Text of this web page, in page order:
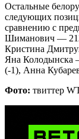
Остальные
следующих
сравнению с
Шиманович —
Кристина
Яна Колодынска
(-1), Анна
Фото: твиттер